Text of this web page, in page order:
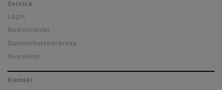
Service
Login
Mediencenter
Datenschutzerklärung
Newsletter
Kontakt